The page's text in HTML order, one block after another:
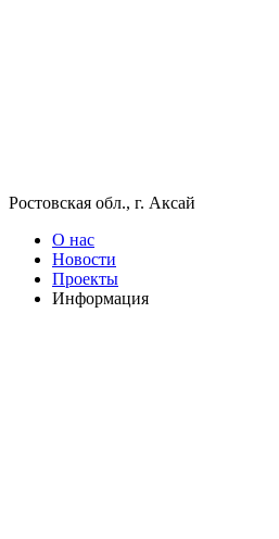
Ростовская обл., г. Аксай
О нас
Новости
Проекты
Информация